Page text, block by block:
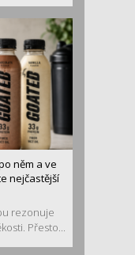
něm a ve
nejčastější
rezonuje
Přesto...